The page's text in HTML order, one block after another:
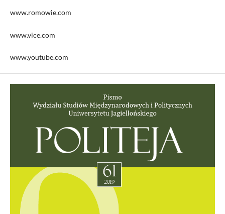
www.romowie.com
www.vice.com
www.youtube.com